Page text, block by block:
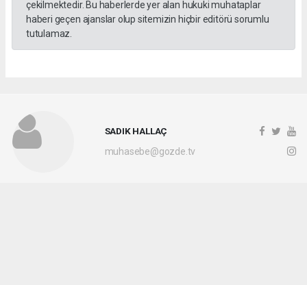
çekilmektedir. Bu haberlerde yer alan hukuki muhataplar
haberi geçen ajanslar olup sitemizin hiçbir editörü sorumlu
tutulamaz.
SADIK HALLAÇ
muhasebe@gozde.tv